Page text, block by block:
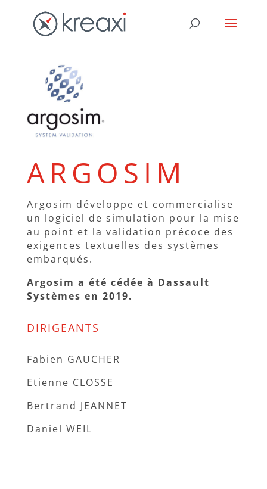
ARGOSIM
Argosim développe et commercialise
un logiciel de simulation pour la mise
au point et la validation précoce des
exigences textuelles des systèmes
embarqués.
Argosim a été cédée à Dassault
Systèmes en 2019.
DIRIGEANTS
Fabien GAUCHER
Etienne CLOSSE
Bertrand JEANNET
Daniel WEIL